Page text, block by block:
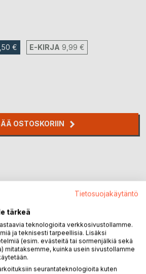
€ E-KIRJA 9,99 €
OSTOSKORIIN
runoilijan kammiossa illasta
Tietosuojakäytäntö
tärkeä
teknologioita verkkosivustollamme.
ja teknisesti tarpeellisia. Lisäksi
(esim. evästeitä tai sormenjälkiä sekä
mitataksemme, kuinka usein sivustollamme
seurantateknologioita kuten